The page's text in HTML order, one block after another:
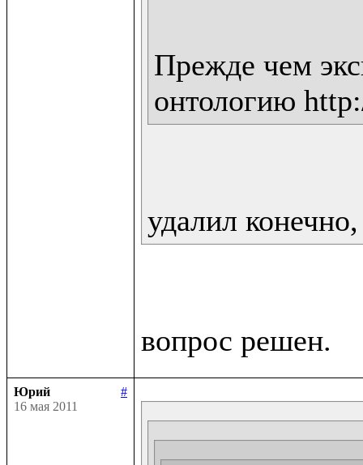
Прежде чем
онтологию
удалил
Юрий
#
16 мая 2011